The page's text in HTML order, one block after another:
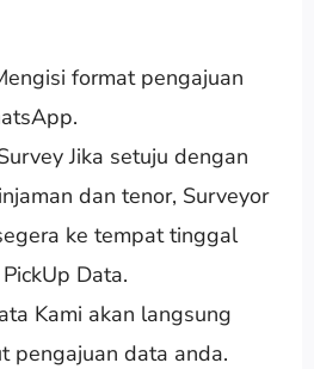
format pengajuan
Jika setuju dengan
dan tenor, Surveyor
ke tempat tinggal
Data.
Kami akan langsung
pengajuan data anda.